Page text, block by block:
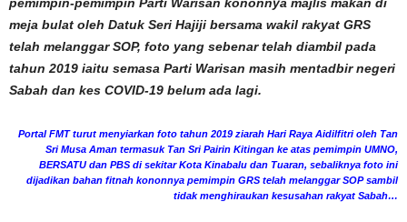
meja bulat oleh Datuk Seri Hajiji bersama wakil rakyat GRS
telah melanggar SOP, foto yang sebenar telah diambil pada
tahun 2019 iaitu semasa Parti Warisan masih mentadbir negeri
Sabah dan kes COVID-19 belum ada lagi.
Portal FMT turut menyiarkan foto tahun 2019 ziarah Hari Raya Aidilfitri oleh Tan
Sri Musa Aman termasuk Tan Sri Pairin Kitingan ke atas pemimpin UMNO,
BERSATU dan PBS di sekitar Kota Kinabalu dan Tuaran, sebaliknya foto ini
dijadikan bahan fitnah kononnya pemimpin GRS telah melanggar SOP sambil
tidak menghiraukan kesusahan rakyat Sabah…